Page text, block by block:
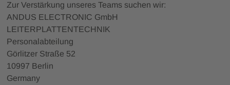
Zur Verstärkung unseres Teams suchen wir:
ANDUS ELECTRONIC GmbH
LEITERPLATTENTECHNIK
Personalabteilung
Görlitzer Straße 52
10997 Berlin
Germany